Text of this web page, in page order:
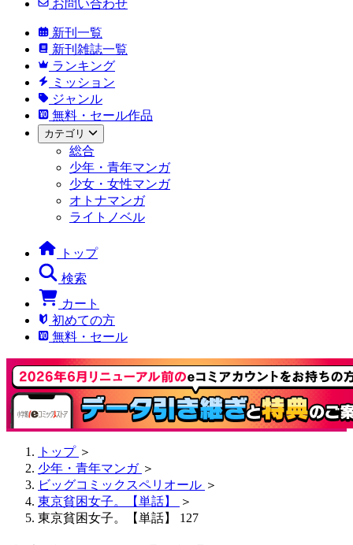
お問い合わせ
新刊一覧
新刊雑誌一覧
ランキング
ミッション
ジャンル
無料・セール作品
カテゴリ
総合
少年・青年マンガ
少女・女性マンガ
オトナマンガ
ライトノベル
トップ
検索
カート
初めての方
無料・セール
トップ ＞
少年・青年マンガ ＞
ビッグコミックスペリオール ＞
東京貧困女子。【単話】
＞
東京貧困女子。【単話】 127